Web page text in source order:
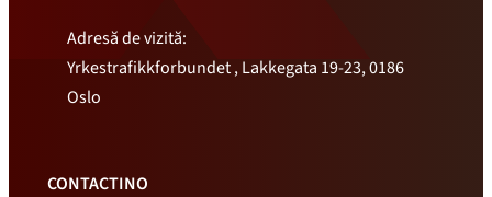
Adresă de vizită:
Yrkestrafikkforbundet , Lakkegata 19-23, 0186
Oslo
CONTACTINO